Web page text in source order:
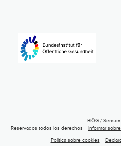
BIÖG /
Reservados todos los derechos
Informar
Política sobre cookies